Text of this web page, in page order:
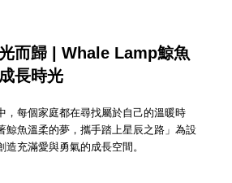
而歸 | Whale Lamp鯨魚
長時光
，每個家庭都在尋找屬於自己的溫暖時
鯨魚溫柔的夢，攜手踏上星辰之路」為設
充滿愛與勇氣的成長空間。